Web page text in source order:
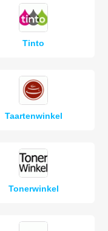
Tinto
Taartenwinkel
Tonerwinkel